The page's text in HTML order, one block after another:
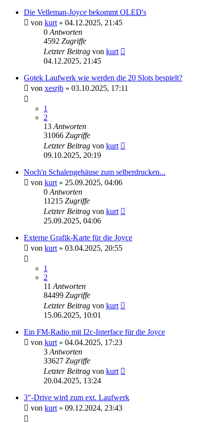
Die Velleman-Joyce bekommt OLED's
von kurt » 04.12.2025, 21:45
0 Antworten
4592 Zugriffe
Letzter Beitrag von kurt
04.12.2025, 21:45
Gotek Laufwerk wie werden die 20 Slots bespielt?
von xesrjb » 03.10.2025, 17:11
1
2
13 Antworten
31066 Zugriffe
Letzter Beitrag von kurt
09.10.2025, 20:19
Noch'n Schalengehäuse zum selberdrucken...
von kurt » 25.09.2025, 04:06
0 Antworten
11215 Zugriffe
Letzter Beitrag von kurt
25.09.2025, 04:06
Externe Grafik-Karte für die Joyce
von kurt » 03.04.2025, 20:55
1
2
11 Antworten
84499 Zugriffe
Letzter Beitrag von kurt
15.06.2025, 10:01
Ein FM-Radio mit I2c-Interface für die Joyce
von kurt » 04.04.2025, 17:23
3 Antworten
33627 Zugriffe
Letzter Beitrag von kurt
20.04.2025, 13:24
3"-Drive wird zum ext. Laufwerk
von kurt » 09.12.2024, 23:43